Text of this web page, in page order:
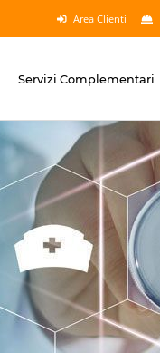
Area Clienti
Servizi Complementari